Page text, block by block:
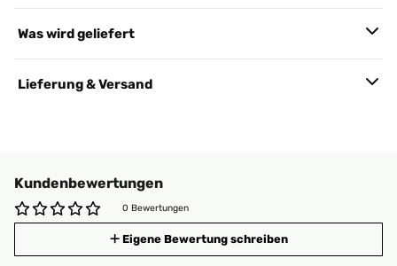
Was wird geliefert
Lieferung & Versand
Kundenbewertungen
0 Bewertungen
Eigene Bewertung schreiben